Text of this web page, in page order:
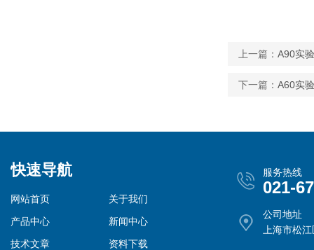
上一篇： A90实
下一篇： A60实
快速导航
网站首页
关于我们
产品中心
新闻中心
技术文章
资料下载
服务热线
021-
公司地址
上海市松